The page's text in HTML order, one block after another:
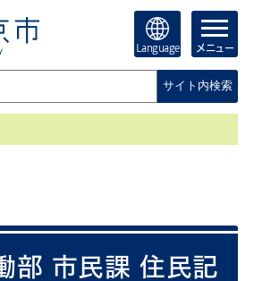
Language メニュー
サイト内検索
部 市民課 住民記